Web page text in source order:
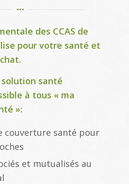
des CCAS de
pour votre santé et
santé
à tous « ma
»:
couverture santé pour
et mutualisés au